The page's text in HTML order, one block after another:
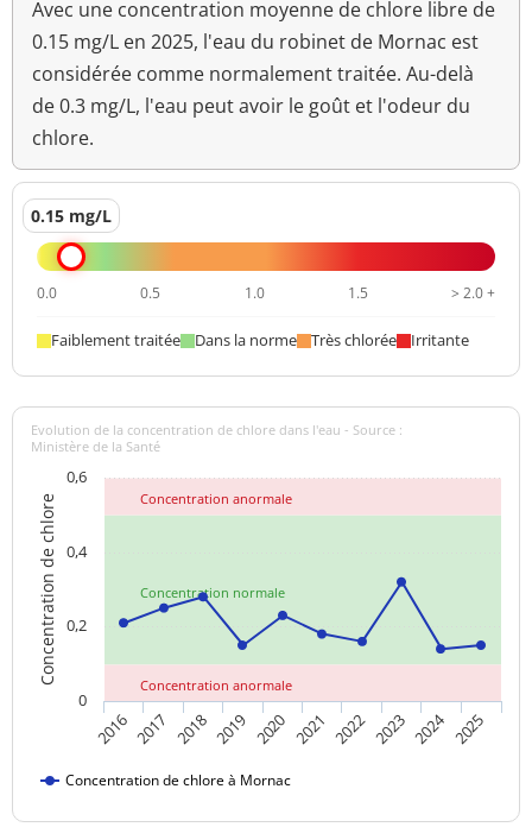
unité pH
Température de l'eau
Turbidité
néphélométrique NFU
0,28 NFU <=2 NFU
Avec une concentration moyenne de chlore libre de
0.15 mg/L en 2025, l'eau du robinet de Mornac est
considérée comme normalement traitée. Au-delà
de 0.3 mg/L, l'eau peut avoir le goût et l'odeur du
chlore.
0.15 mg/L
0.0 0.5 1.0 1.5 > 2.0 +
Faiblement traitée Dans la norme Très chlorée Irritante
Concentration normale
Concentration anormale
Concentration anormale
Concentration de chlore
Evolution de la concentration de chlore dans l'eau - Source :
Ministère de la Santé
Concentration de chlore à Mornac
2016 2017 2018 2019 2020 2021 2022 2023 2024 2025
0
0,2
0,4
0,6